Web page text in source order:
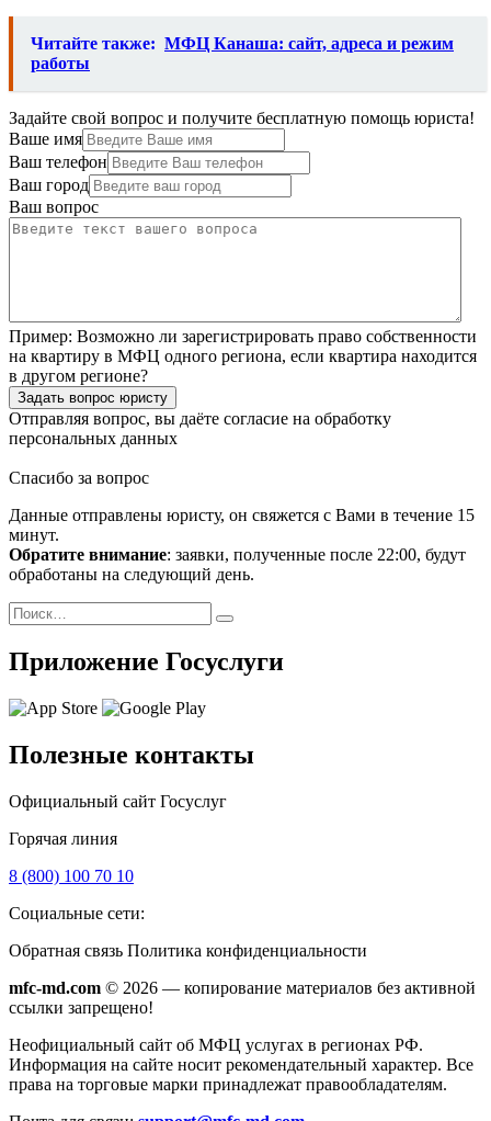
Читайте также: МФЦ Канаша: сайт, адреса и режим
работы
Задайте свой вопрос и получите бесплатную помощь юриста!
Ваше имя
Ваш телефон
Ваш город
Ваш вопрос
Пример: Возможно ли зарегистрировать право собственности
на квартиру в МФЦ одного региона, если квартира находится
в другом регионе?
Задать вопрос юристу
Отправляя вопрос, вы даёте согласие на обработку
персональных данных
Спасибо за вопрос
Данные отправлены юристу, он свяжется с Вами в течение 15
минут.
Обратите внимание: заявки, полученные после 22:00, будут
обработаны на следующий день.
Поиск
Найти
Приложение Госуслуги
Полезные контакты
Официальный сайт Госуслуг
Горячая линия
8 (800) 100 70 10
Социальные сети:
Обратная связь Политика конфиденциальности
mfc-md.com © 2026 — копирование материалов без активной
ссылки запрещено!
Неофициальный сайт об МФЦ услугах в регионах РФ.
Информация на сайте носит рекомендательный характер. Все
права на торговые марки принадлежат правообладателям.